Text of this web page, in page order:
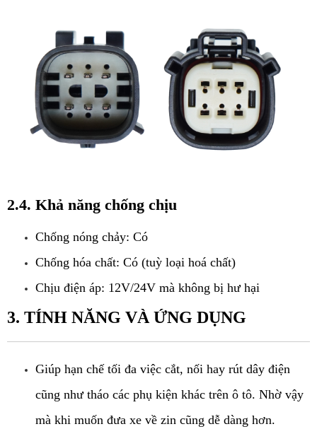
2.4. Khả năng chống chịu
Chống nóng chảy: Có
Chống hóa chất: Có (tuỳ loại hoá chất)
Chịu điện áp: 12V/24V mà không bị hư hại
3. TÍNH NĂNG VÀ ỨNG DỤNG
Giúp hạn chế tối đa việc cắt, nối hay rút dây điện
cũng như tháo các phụ kiện khác trên ô tô. Nhờ vậy
mà khi muốn đưa xe về zin cũng dễ dàng hơn.